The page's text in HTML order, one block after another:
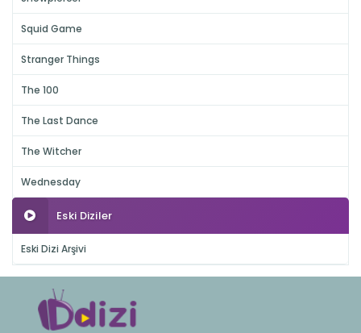
Squid Game
Stranger Things
The 100
The Last Dance
The Witcher
Wednesday
Eski Diziler
Eski Dizi Arşivi